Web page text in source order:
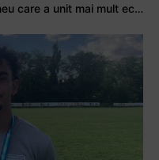
Stejarul Iulian Hartig: A fost un turneu care a unit mai mult echipa